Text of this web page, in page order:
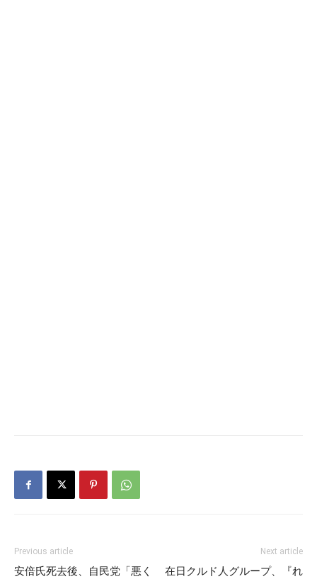
Previous article
安倍氏死去後、自民党「悪く
Next article
在日クルド人グループ、『れ